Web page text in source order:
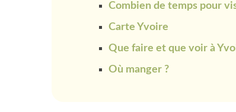
Combien de temps pour
Carte Yvoire
Que faire et que voir à
Où manger ?